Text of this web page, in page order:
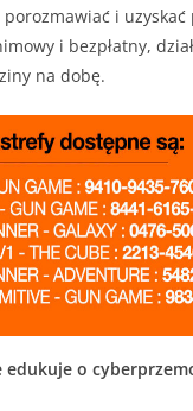
i uzyskać
i bezpłatny,
na dobę.
edukuje o